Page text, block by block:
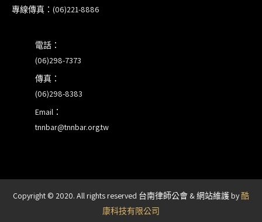
本會訂於115年8月15日(六)上午舉辦「使用AI如何幫
前報名，實體+線上併行)
專線傳真：(06)221-8886
電話：
(06)298-7373
傳真：
(06)298-8383
Email：
tnnbar@tnnbar.org.tw
Copyright © 2020. All rights reserved 台南律師公會 & 網站維護 by酷
康科技有限公司